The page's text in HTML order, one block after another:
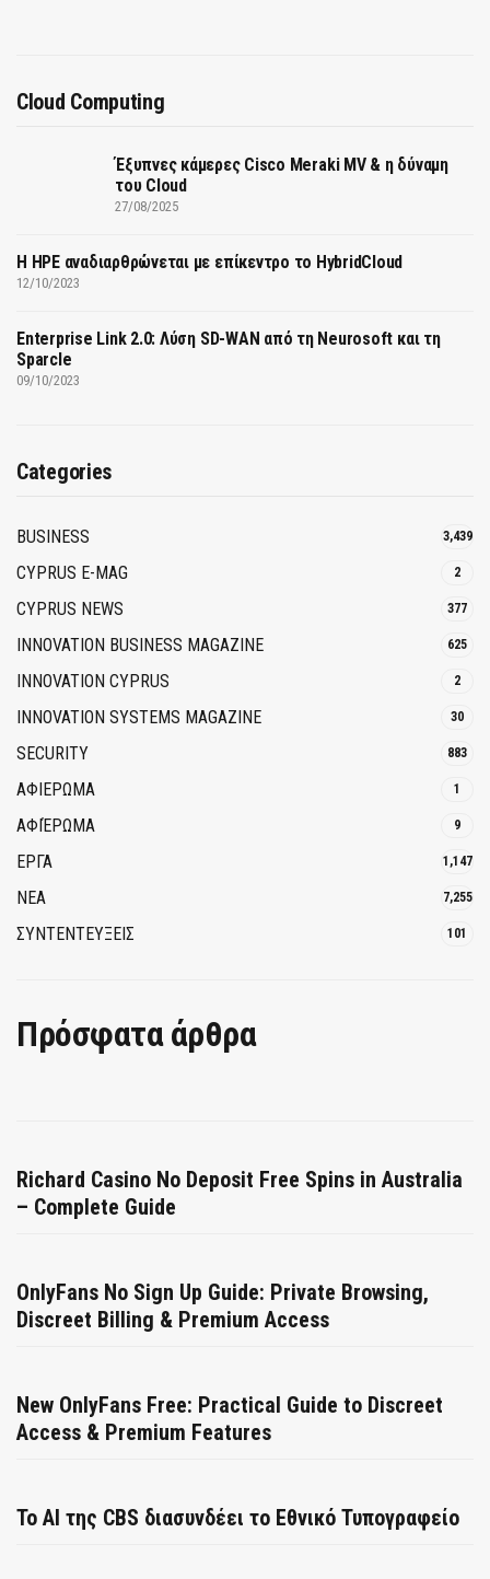
Cloud Computing
Έξυπνες κάμερες Cisco Meraki MV & η δύναμη
του Cloud
27/08/2025
H HPE αναδιαρθρώνεται με επίκεντρο το HybridCloud
12/10/2023
Enterprise Link 2.0: Λύση SD-WAN από τη Neurosoft και τη
Sparcle
09/10/2023
Categories
BUSINESS 3,439
CYPRUS E-MAG 2
CYPRUS NEWS 377
INNOVATION BUSINESS MAGAZINE 625
INNOVATION CYPRUS 2
INNOVATION SYSTEMS MAGAZINE 30
SECURITY 883
ΑΦΙΕΡΩΜΑ 1
ΑΦΙΈΡΩΜΑ 9
ΕΡΓΑ 1,147
ΝΕΑ 7,255
ΣΥΝΤΕΝΤΕΥΞΕΙΣ 101
Πρόσφατα άρθρα
Richard Casino No Deposit Free Spins in Australia
– Complete Guide
OnlyFans No Sign Up Guide: Private Browsing,
Discreet Billing & Premium Access
New OnlyFans Free: Practical Guide to Discreet
Access & Premium Features
Το AI της CBS διασυνδέει το Εθνικό Τυπογραφείο